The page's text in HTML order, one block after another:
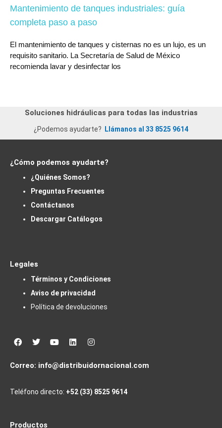
Mantenimiento de tanques industriales: guía
completa paso a paso
El mantenimiento de tanques y cisternas no es un lujo, es un
requisito sanitario. La Secretaría de Salud de México
recomienda lavar y desinfectar los
Soluciones hidráulicas para todas las industrias
¿Podemos ayudarte? Llámanos al 33 8525 9614
¿Cómo podemos ayudarte?
¿Quiénes Somos?
Preguntas Frecuentes
Contáctanos
Descargar Catálogos
Legales
Términos y Condiciones
Aviso de privacidad
Política de devoluciones
Facebook
TwitterYoutubeLinkedinInstagram
Correo: info@distribuidornacional.com
Teléfono directo: +52 (33) 8525 9614
Productos